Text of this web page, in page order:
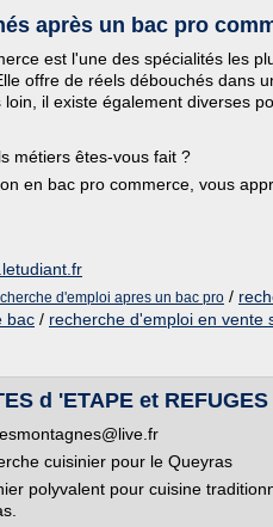
après un bac pro
est l'une des spécialités les
offre de réels débouchés dans
il existe également diverses
métiers êtes-vous fait ?
en bac pro commerce, vous
d'emploi apres un bac pro /
bac / recherche d'emploi en vente
d 'ETAPE et
cuisinier pour le Queyras
polyvalent pour cuisine